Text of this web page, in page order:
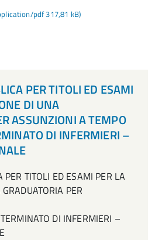
pdf 317,81 kB)
PER TITOLI ED ESAMI
DI UNA
ASSUNZIONI A TEMPO
DI INFERMIERI –
PER TITOLI ED ESAMI PER LA
PER
DI INFERMIERI –